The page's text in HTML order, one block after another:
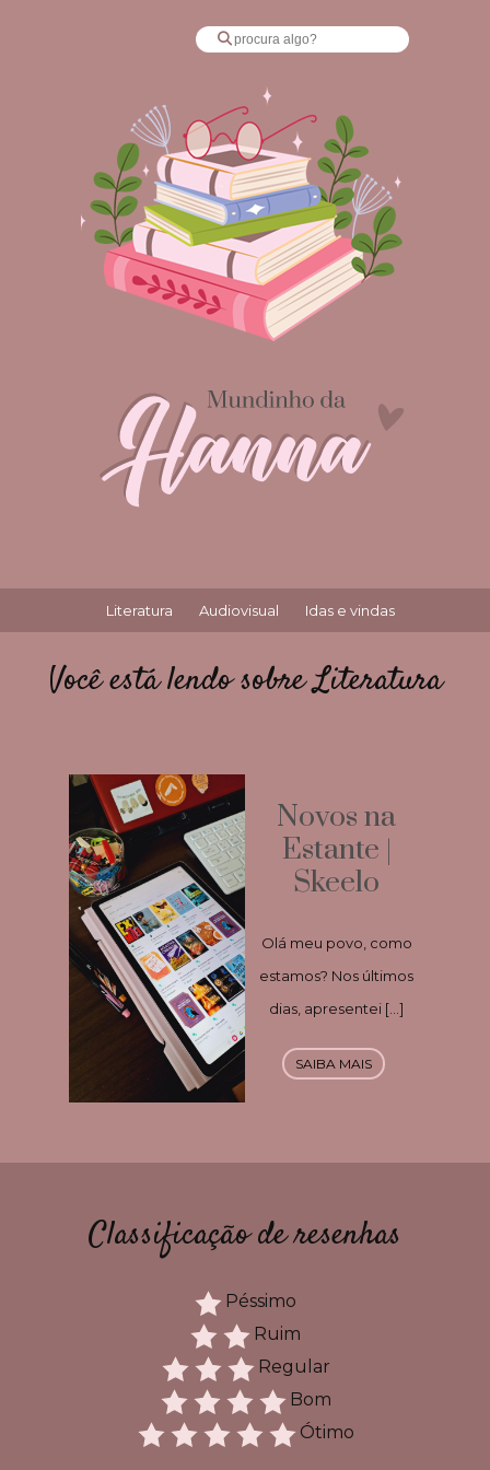
Literatura Audiovisual Idas e vindas
Você está lendo sobre Literatura
Novos na
Estante |
Skeelo
Olá meu povo, como
estamos? Nos últimos
dias, apresentei […]
SAIBA MAIS
Classificação de resenhas
Péssimo
Ruim
Regular
Bom
Ótimo